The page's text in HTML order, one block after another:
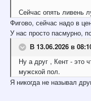
Сейчас опять ливень
Фигово, сейчас надо в
У нас просто пасмурно,
В 13.06.2026 в
Ну а друг , Кент - это
мужской пол.
Я никогда не называл